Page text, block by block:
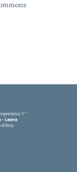
1°
- Leone
d'Arco
iniziale della scuola